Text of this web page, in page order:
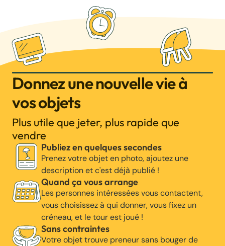
Donnez une nouvelle vie à
vos objets
Plus utile que jeter, plus rapide que
vendre
Publiez en quelques secondes
Prenez votre objet en photo, ajoutez une
description et c'est déjà publié !
Quand ça vous arrange
Les personnes intéressées vous contactent,
vous choisissez à qui donner, vous fixez un
créneau, et le tour est joué !
Sans contraintes
Votre objet trouve preneur sans bouger de